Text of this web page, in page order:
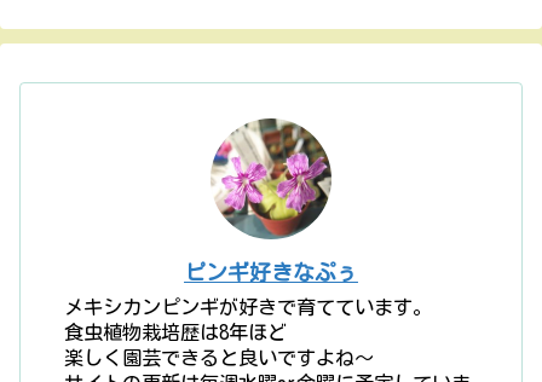
ピンギ好きなぷぅ
メキシカンピンギが好きで育てています。
食虫植物栽培歴は8年ほど
楽しく園芸できると良いですよね〜